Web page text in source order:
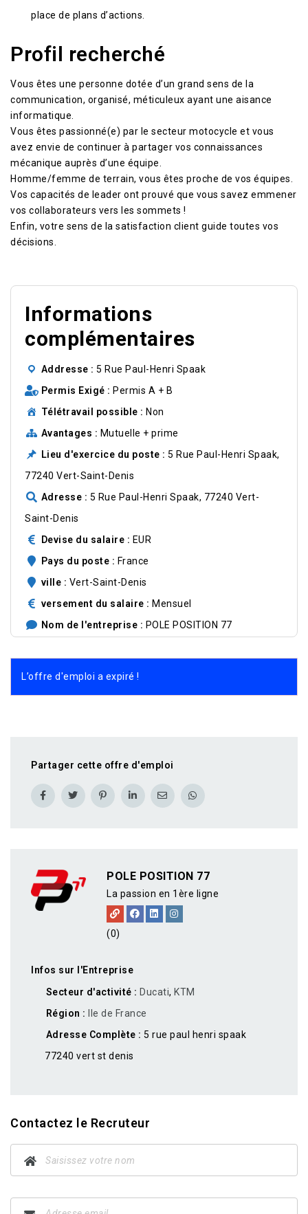
place de plans d’actions.
Profil recherché
Vous êtes une personne dotée d’un grand sens de la
communication, organisé, méticuleux ayant une aisance
informatique.
Vous êtes passionné(e) par le secteur motocycle et vous
avez envie de continuer à partager vos connaissances
mécanique auprès d’une équipe.
Homme/femme de terrain, vous êtes proche de vos équipes.
Vos capacités de leader ont prouvé que vous savez emmener
vos collaborateurs vers les sommets !
Enfin, votre sens de la satisfaction client guide toutes vos
décisions.
Informations
complémentaires
Addresse
5 Rue Paul-Henri Spaak
Permis Exigé
Permis A + B
Télétravail possible
Non
Avantages
Mutuelle + prime
Lieu d'exercice du poste
5 Rue Paul-Henri Spaak,
77240 Vert-Saint-Denis
Adresse
5 Rue Paul-Henri Spaak, 77240 Vert-
Saint-Denis
Devise du salaire
EUR
Pays du poste
France
ville
Vert-Saint-Denis
versement du salaire
Mensuel
Nom de l'entreprise
POLE POSITION 77
L’offre d'emploi a expiré !
Partager cette offre d'emploi
POLE POSITION 77
La passion en 1ère ligne
(0)
Infos sur l'Entreprise
Secteur d'activité
Ducati, KTM
Région
Ile de France
Adresse Complète
5 rue paul henri spaak
77240 vert st denis
Contactez le Recruteur